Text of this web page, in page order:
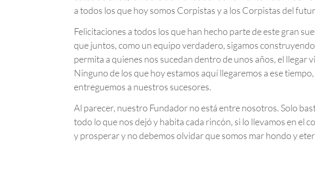
a todos los que hoy somos Corpistas y a los Corpistas del
Felicitaciones a todos los que han hecho parte de este gran
que juntos, como un equipo verdadero, sigamos
permita a quienes nos sucedan dentro de unos años, el llegar
Ninguno de los que hoy estamos aquí llegaremos a ese
entreguemos a nuestros sucesores.
Al parecer, nuestro Fundador no está entre nosotros. Solo
todo lo que nos dejó y habita cada rincón, si lo llevamos en el
y prosperar y no debemos olvidar que somos mar hondo y